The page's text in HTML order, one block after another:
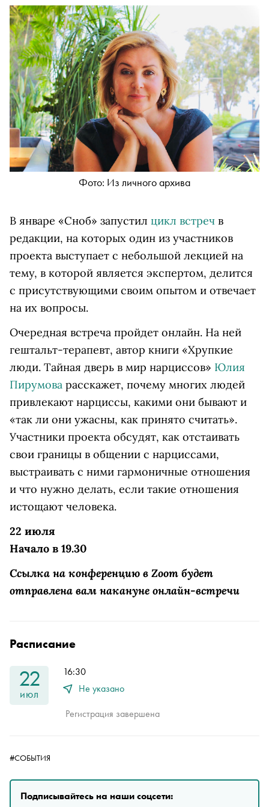
Фото: Из личного архива
В январе «Сноб» запустил цикл встреч в
редакции, на которых один из участников
проекта выступает с небольшой лекцией на
тему, в которой является экспертом, делится
с присутствующими своим опытом и отвечает
на их вопросы.
Очередная встреча пройдет онлайн. На ней
гештальт-терапевт, автор книги «Хрупкие
люди. Тайная дверь в мир нарциссов» Юлия
Пирумова расскажет, почему многих людей
привлекают нарциссы, какими они бывают и
«так ли они ужасны, как принято считать».
Участники проекта обсудят, как отстаивать
свои границы в общении с нарциссами,
выстраивать с ними гармоничные отношения
и что нужно делать, если такие отношения
истощают человека.
22 июля
Начало в 19.30
Ссылка на конференцию в Zoom будет
отправлена вам накануне онлайн-встречи
Расписание
22
июл
16:30
Не указано
Регистрация завершена
#СОБЫТИЯ
Подписывайтесь на наши соцсети: